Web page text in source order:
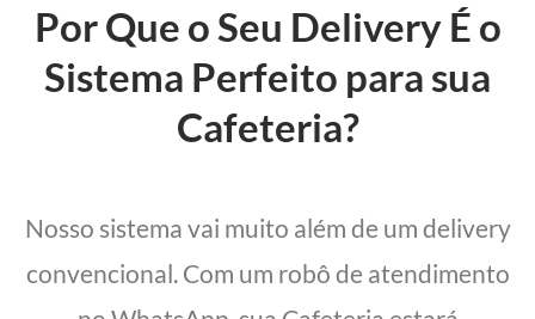
Por Que o Seu Delivery É o
Sistema Perfeito para sua
Cafeteria?
Nosso sistema vai muito além de um delivery
convencional. Com um robô de atendimento